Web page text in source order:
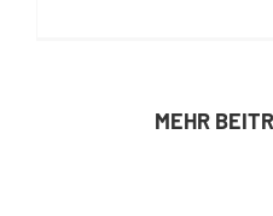
MEHR